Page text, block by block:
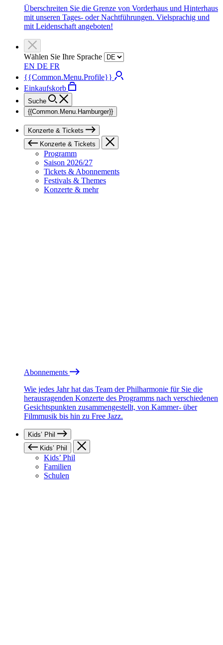
Überschreiten Sie die Grenze von Vorderhaus und Hinterhaus
mit unseren Tages- oder Nachtführungen. Vielsprachig und
mit Leidenschaft angeboten!
Wählen Sie Ihre Sprache
EN DE FR
{{Common.Menu.Profile}}
Einkaufskorb
Suche
{{Common.Menu.Hamburger}}
Konzerte & Tickets
Konzerte & Tickets
Programm
Saison 2026/27
Tickets & Abonnements
Festivals & Themes
Konzerte & mehr
Abonnements
Wie jedes Jahr hat das Team der Philharmonie für Sie die
herausragenden Konzerte des Programms nach verschiedenen
Gesichtspunkten zusammengestellt, von Kammer- über
Filmmusik bis hin zu Free Jazz.
Kids’ Phil
Kids’ Phil
Kids’ Phil
Familien
Schulen